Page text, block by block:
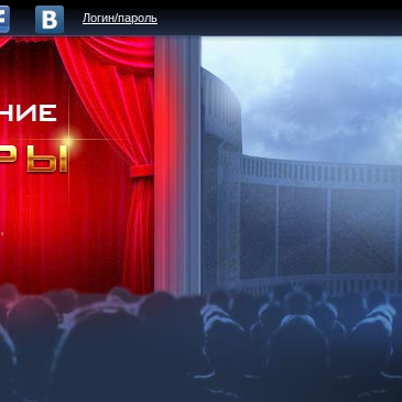
Логин/пароль